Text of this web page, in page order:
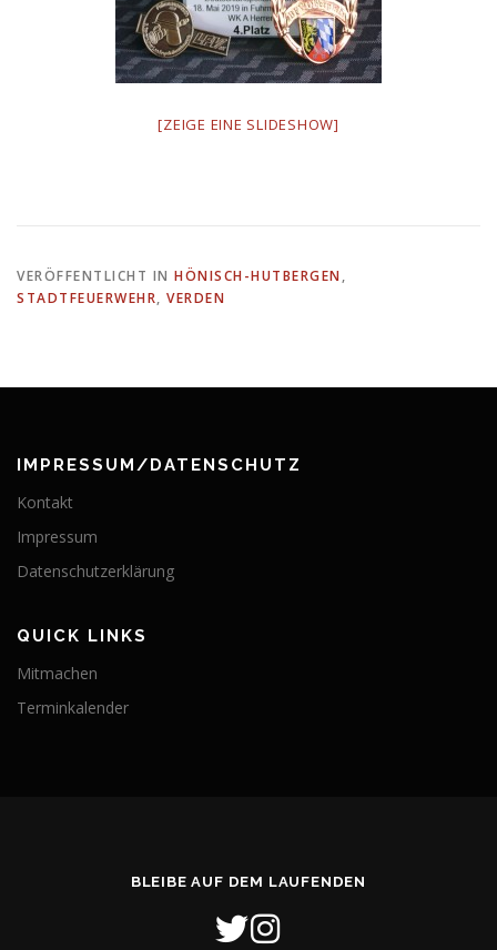
[ZEIGE EINE SLIDESHOW]
VERÖFFENTLICHT IN HÖNISCH-HUTBERGEN,
STADTFEUERWEHR, VERDEN
IMPRESSUM/DATENSCHUTZ
Kontakt
Impressum
Datenschutzerklärung
QUICK LINKS
Mitmachen
Terminkalender
BLEIBE AUF DEM LAUFENDEN